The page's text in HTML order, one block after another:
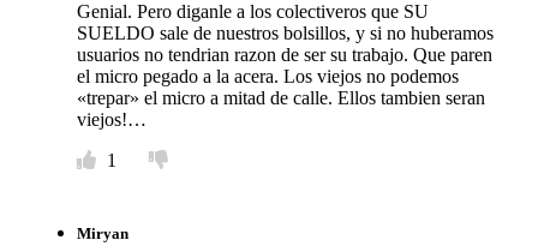
Genial. Pero diganle a los colectiveros que SU
SUELDO sale de nuestros bolsillos, y si no huberamos
usuarios no tendrian razon de ser su trabajo. Que paren
el micro pegado a la acera. Los viejos no podemos
«trepar» el micro a mitad de calle. Ellos tambien seran
viejos!…
1
Miryan